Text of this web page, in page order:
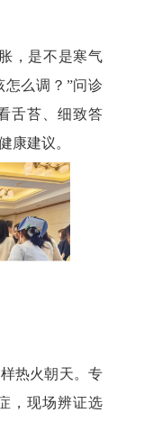
，是不是寒气
怎么调？”问诊
舌苔、细致答
康建议。
热火朝天。专
，现场辨证选